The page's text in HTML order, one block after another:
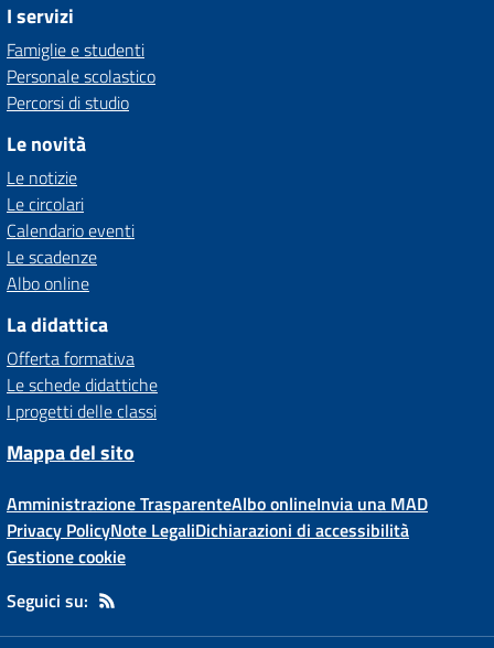
I servizi
Famiglie e studenti
Personale scolastico
Percorsi di studio
Le novità
Le notizie
Le circolari
Calendario eventi
Le scadenze
Albo online
La didattica
Offerta formativa
Le schede didattiche
I progetti delle classi
Mappa del sito
Amministrazione TrasparenteAlbo onlineInvia una MAD
Privacy PolicyNote LegaliDichiarazioni di accessibilità
Gestione cookie
Seguici su: